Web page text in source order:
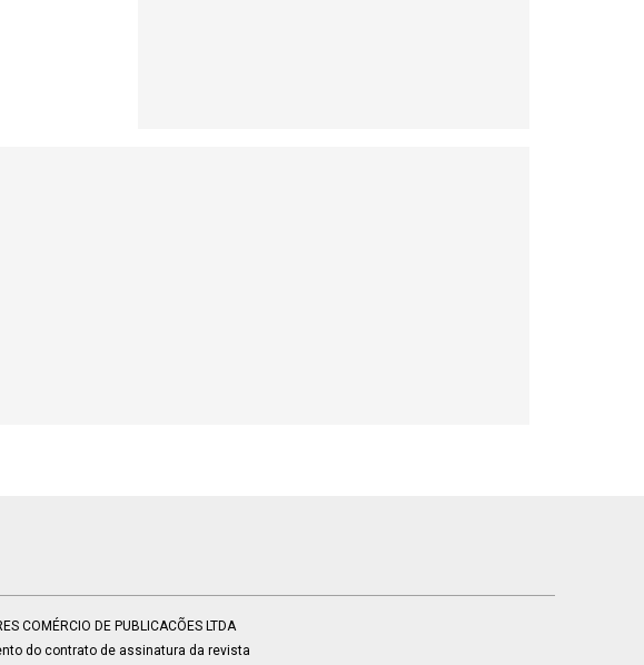
COMÉRCIO DE PUBLICACÕES LTDA
do contrato de assinatura da revista